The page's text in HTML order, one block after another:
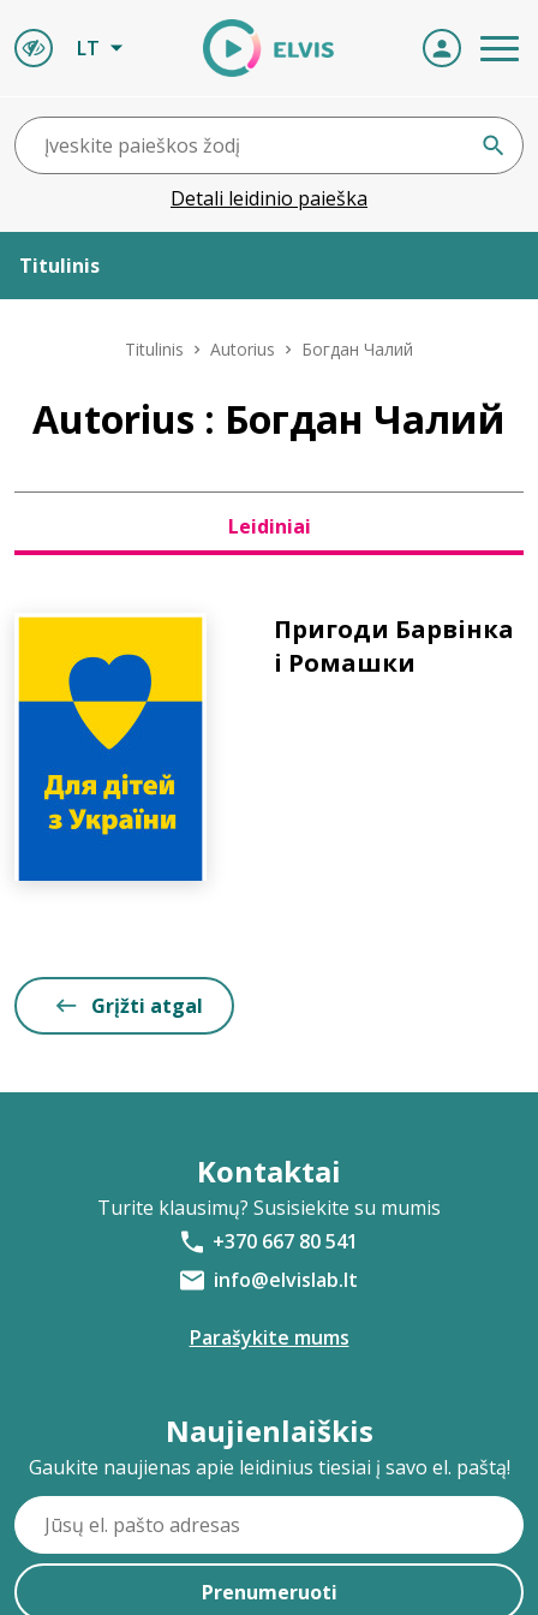
LT
Detali leidinio paieška
Titulinis
Leidiniai
D.U.K.
Titulinis Autorius Богдан Чалий
Autorius : Богдан Чалий
Leidiniai
Пригоди Барвінка
і Ромашки
Grįžti atgal
Kontaktai
Turite klausimų? Susisiekite su mumis
+370 667 80 541
info@elvislab.lt
Parašykite mums
Naujienlaiškis
Gaukite naujienas apie leidinius tiesiai į savo el. paštą!
Prenumeruoti